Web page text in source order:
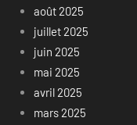
août 2025
juillet 2025
juin 2025
mai 2025
avril 2025
mars 2025